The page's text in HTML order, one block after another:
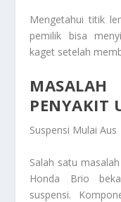
Mengetahui titik
pemilik bisa
kaget setelah
PENYAKIT
Suspensi Mulai Aus
Salah satu
Honda Brio
suspensi.